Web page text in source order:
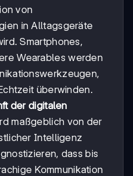
von
in Alltagsgeräte
Smartphones,
Wearables werden
überwinden.
der digitalen
maßgeblich von der
Intelligenz
dass bis
Kommunikation